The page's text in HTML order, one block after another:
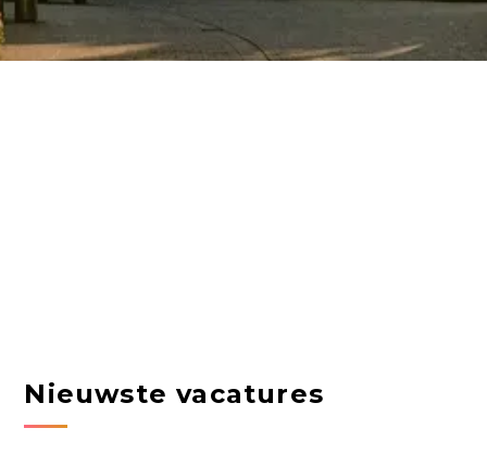
Nieuwste vacatures